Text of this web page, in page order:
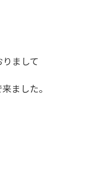
まして
ました。